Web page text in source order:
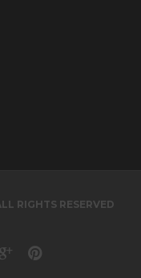
RIGHTS RESERVED
Google+